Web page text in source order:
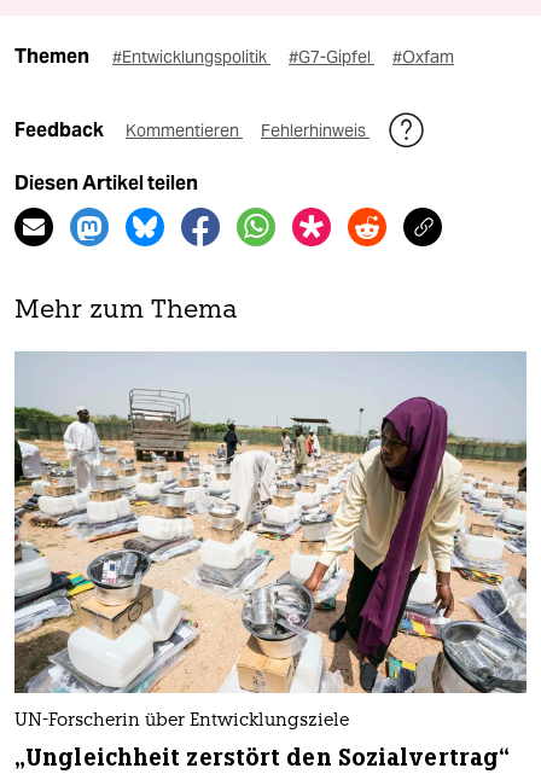
Themen #Entwicklungspolitik #G7-Gipfel #Oxfam
Feedback Kommentieren Fehlerhinweis
Diesen Artikel teilen
Mehr zum Thema
UN-Forscherin über Entwicklungsziele
„Ungleichheit zerstört den Sozialvertrag“